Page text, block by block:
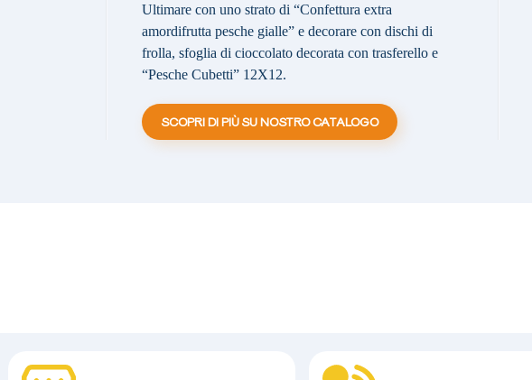
Ultimare con uno strato di “Confettura extra
amordifrutta pesche gialle” e decorare con dischi di
frolla, sfoglia di cioccolato decorata con trasferello e
“Pesche Cubetti” 12X12.
SCOPRI DI PIÙ SU NOSTRO CATALOGO